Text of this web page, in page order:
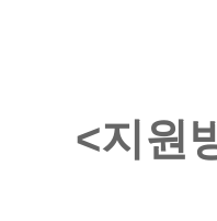
<지원